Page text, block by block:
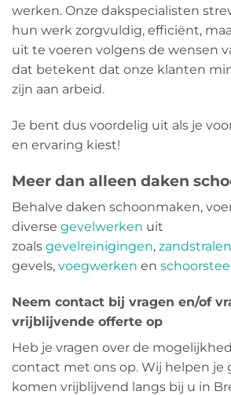
werken. Onze dakspecialisten
hun werk zorgvuldig, efficiënt,
uit te voeren volgens de wensen
dat betekent dat onze klanten
zijn aan arbeid.
Je bent dus voordelig uit als je
en ervaring kiest!
Meer dan alleen daken
Behalve daken schoonmaken,
diverse gevelwerken uit
zoals gevelreinigingen, zandstralen
gevels, voegwerken en
Neem contact bij vragen en/of
vrijblijvende offerte op
Heb je vragen over de
contact met ons op. Wij helpen je
komen vrijblijvend langs bij u in